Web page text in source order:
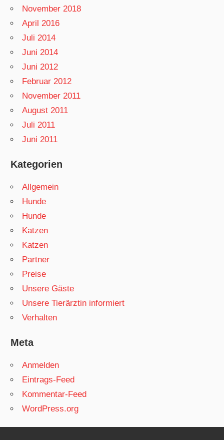
November 2018
April 2016
Juli 2014
Juni 2014
Juni 2012
Februar 2012
November 2011
August 2011
Juli 2011
Juni 2011
Kategorien
Allgemein
Hunde
Hunde
Katzen
Katzen
Partner
Preise
Unsere Gäste
Unsere Tierärztin informiert
Verhalten
Meta
Anmelden
Eintrags-Feed
Kommentar-Feed
WordPress.org